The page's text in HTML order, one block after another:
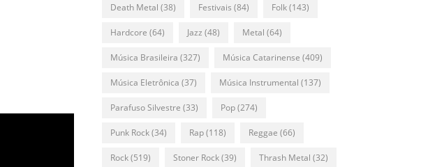
Death Metal (38) Festivais (84) Folk(143)
Hardcore (64) Jazz (48) Metal (64)
Música Brasileira (327) Música Catarinense (409)
Música Eletrônica (37) Música Instrumental (137)
Parafuso Silvestre (33) Pop(274)
Punk Rock(34) Rap(118) Reggae (66)
Rock(519) Stoner Rock(39) Thrash Metal (32)